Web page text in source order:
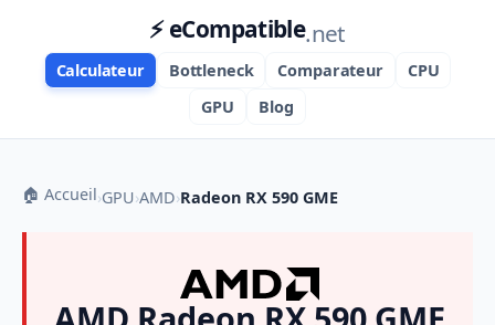
⚡ eCompatible.net
Calculateur Bottleneck Comparateur
CPU
GPU
Blog
🏠 Accueil›GPU›AMD›Radeon RX 590 GME